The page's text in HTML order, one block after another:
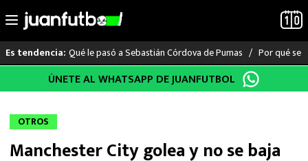
al
Es tendencia: Qué le pasó a Sebastián Córdova de Pumas Por qué se
LO ÚLTIMO
LIGA MX
RAYADOS
ÚNETE AL WHATSAPP DE JUANFUTBOL
OTROS
Manchester City golea y no se baja